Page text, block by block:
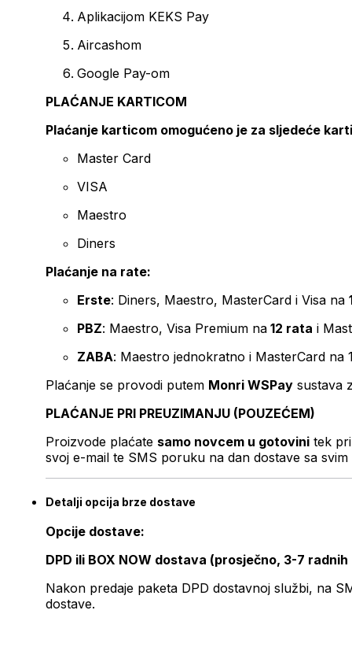
Aplikacijom KEKS Pay
Aircashom
Google Pay-om
PLAĆANJE KARTICOM
Plaćanje karticom omogućeno je za sljedeće
Master Card
VISA
Maestro
Diners
Plaćanje na rate:
Erste: Diners, Maestro, MasterCard i Visa na
PBZ: Maestro, Visa Premium na 12 rata i
ZABA: Maestro jednokratno i MasterCard na
Plaćanje se provodi putem Monri WSPay sustava
PLAĆANJE PRI PREUZIMANJU (POUZEĆEM)
Proizvode plaćate samo novcem u gotovini tek
svoj e-mail te SMS poruku na dan dostave sa svim
Detalji opcija brze dostave
Opcije dostave:
DPD ili BOX NOW dostava (prosječno, 3-7 radnih
Nakon predaje paketa DPD dostavnoj službi, na
dostave.